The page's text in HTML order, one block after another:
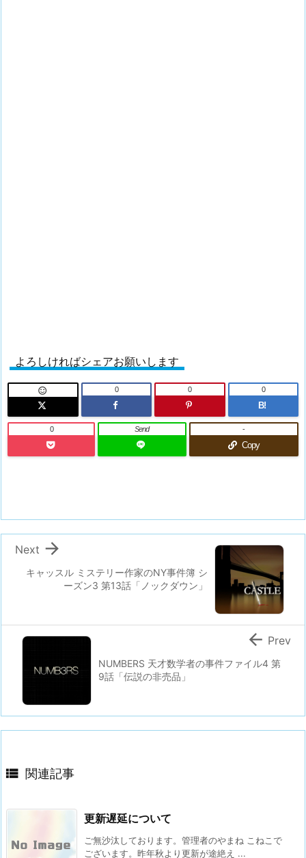
よろしければシェアお願いします
 0 0
B!
0
0 Send
Copy
-
キャッスル ミステリー作家のNY事件簿 シ
ーズン3 第13話「ノックダウン」

Next
NUMBERS 天才数学者の事件ファイル4 第
9話「伝説の非売品」
 Prev
 関連記事
更新遅延について
ご無沙汰しております。管理者のやまね こねこで
ございます。昨年秋より更新が途絶え ...